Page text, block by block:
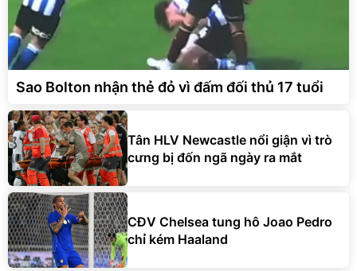
Sao Bolton nhận thẻ đỏ vì đấm đối thủ 17 tuổi
Tân HLV Newcastle nổi giận vì trò
cưng bị đốn ngã ngày ra mắt
CĐV Chelsea tung hô Joao Pedro
chỉ kém Haaland